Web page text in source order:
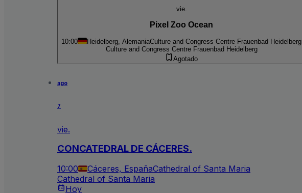
vie.
Pixel Zoo Ocean
10:00 Heidelberg, AlemaniaCulture and Congress Centre Frauenbad Heidelberg
Culture and Congress Centre Frauenbad Heidelberg
Agotado
ago
7
vie.
CONCATEDRAL DE CÁCERES.
10:00 Cáceres, EspañaCathedral of Santa Maria
Cathedral of Santa Maria
Hoy